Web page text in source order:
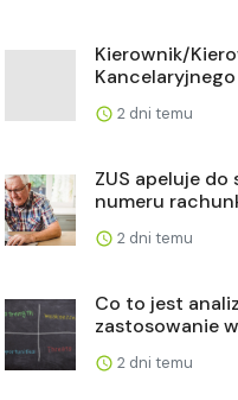
Kierownik/
Kancelaryjnego
2 dni temu
ZUS apeluje
numeru
2 dni temu
Co to jest
zastosowanie
2 dni temu